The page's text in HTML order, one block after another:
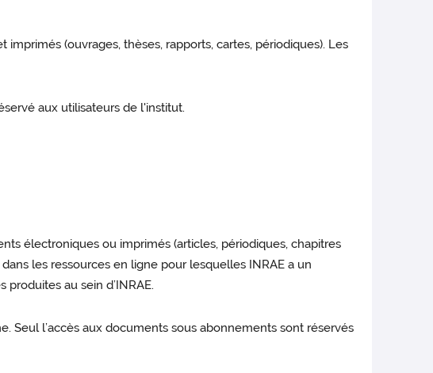
(ouvrages, thèses, rapports, cartes, périodiques). Les
aux utilisateurs de l'institut.
électroniques ou imprimés (articles, périodiques, chapitres
les ressources en ligne pour lesquelles INRAE a un
au sein d’INRAE.
Seul l’accès aux documents sous abonnements sont réservés